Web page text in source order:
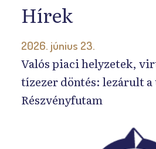
Hírek
2026. június 23.
Valós piaci helyzetek,
tízezer döntés: lezárult
Részvényfutam